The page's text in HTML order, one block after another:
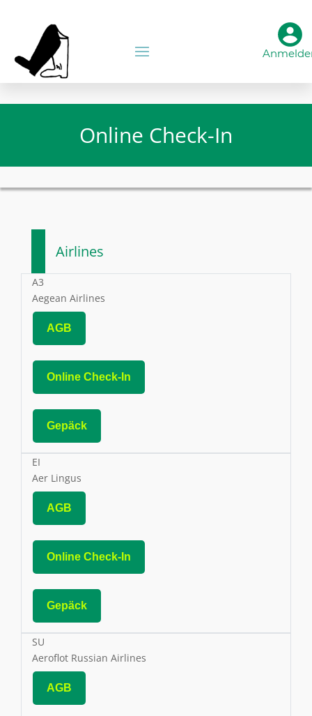
Online Check-In
Airlines
A3
Aegean Airlines
AGB
Online Check-In
Gepäck
EI
Aer Lingus
AGB
Online Check-In
Gepäck
SU
Aeroflot Russian Airlines
AGB